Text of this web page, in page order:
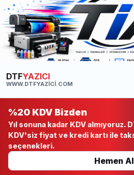
DTFYAZICI
WWW.DTFYAZICI.COM
%20 KDV Bizden
Yıl sonuna kadar KDV almıyoruz.
KDV'siz fiyat ve kredi kartı ile
seçenekleri.
Hemen Al